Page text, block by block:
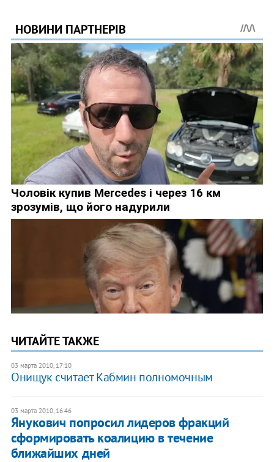
ЧИТАЙТЕ ТАКЖЕ
03 марта 2010, 17:10
Онищук считает Кабмин полномочным
03 марта 2010, 16:46
Янукович попросил лидеров фракций
сформировать коалицию в течение
ближайших дней